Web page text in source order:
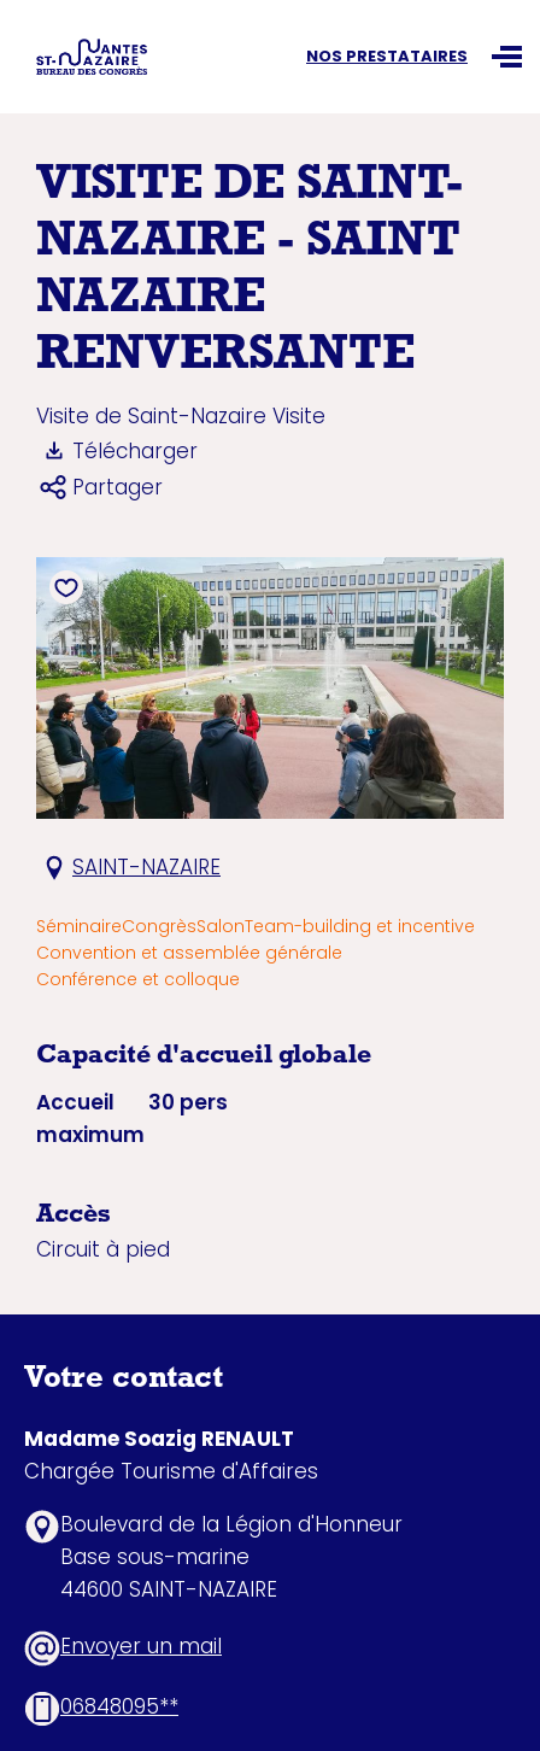
NOS PRESTATAIRES
VISITE DE SAINT-
NAZAIRE - SAINT
NAZAIRE
RENVERSANTE
Visite de Saint-Nazaire Visite
Télécharger
Partager
SAINT-NAZAIRE
SéminaireCongrèsSalonTeam-building et incentive
Convention et assemblée générale
Conférence et colloque
Capacité d'accueil globale
Accueil
maximum
30 pers
Accès
Circuit à pied
Votre contact
Madame Soazig RENAULT
Chargée Tourisme d'Affaires
Boulevard de la Légion d'Honneur
Base sous-marine
44600 SAINT-NAZAIRE
Envoyer un mail
06848095**